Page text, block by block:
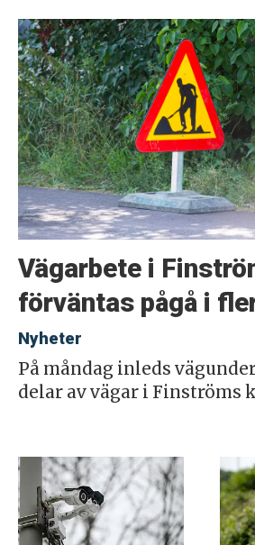
Vägarbete i
förväntas pågå i
Nyheter
På måndag inleds
delar av vägar i Finströms